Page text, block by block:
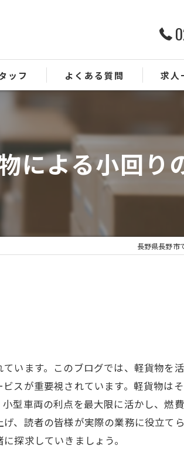
ッフ よくある質問 求人
による小回り
長野県長野市
います。このブログでは、軽貨物を
スが重要視されています。軽貨物は
型車両の利点を最大限に活かし、燃
、読者の皆様が実際の業務に役立て
探求していきましょう。